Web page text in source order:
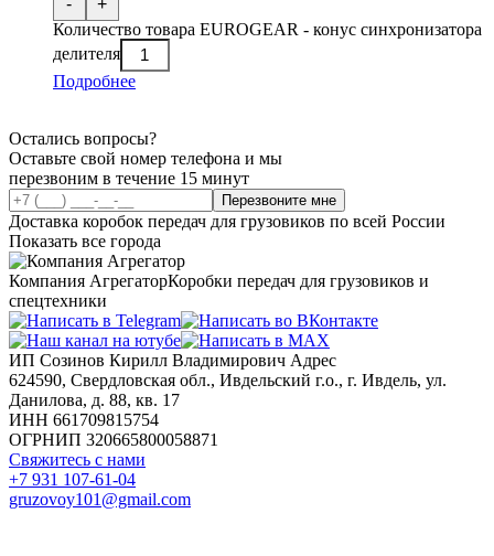
-
Количество товара EUROGEAR - конус синхронизатора
делителя
+
Подробнее
Остались вопросы?
Оставьте свой номер телефона и мы
перезвоним в течение 15 минут
Перезвоните мне
Доставка коробок передач для грузовиков по всей России
Показать все города
Компания АгрегаторКоробки передач для грузовиков и
спецтехники
ИП Созинов Кирилл Владимирович Адрес
624590, Свердловская обл., Ивдельский г.о., г. Ивдель, ул.
Данилова, д. 88, кв. 17
ИНН 661709815754
ОГРНИП 320665800058871
Свяжитесь с нами
+7 931 107-61-04
gruzovoy101@gmail.com